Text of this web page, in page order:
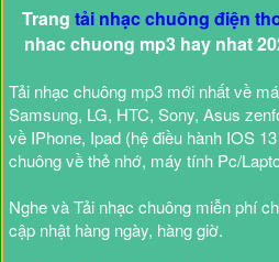
Trang tải nhạc chuông điện
nhac chuong mp3 hay nhat
Tải nhạc chuông mp3 mới nhất về
Samsung, LG, HTC, Sony, Asus
về IPhone, Ipad (hệ điều hành IOS
chuông về thẻ nhớ, máy tính Pc/
Nghe và Tải nhạc chuông miễn phí
cập nhật hàng ngày, hàng giờ.